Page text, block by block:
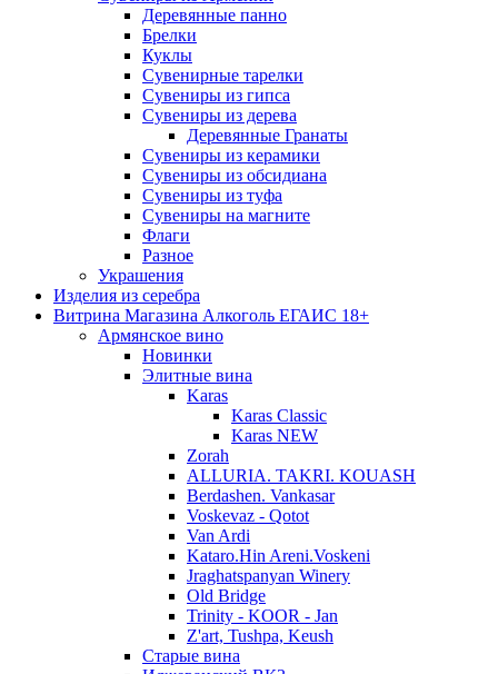
Деревянные панно
Брелки
Куклы
Сувенирные тарелки
Сувениры из гипса
Сувениры из дерева
Деревянные Гранаты
Сувениры из керамики
Сувениры из обсидиана
Сувениры из туфа
Сувениры на магните
Флаги
Разное
Украшения
Изделия из серебра
Витрина Магазина Алкоголь ЕГАИС 18+
Армянское вино
Новинки
Элитные вина
Karas
Karas Classic
Karas NEW
Zorah
ALLURIA. TAKRI. KOUASH
Berdashen. Vankasar
Voskevaz - Qotot
Van Ardi
Kataro.Hin Areni.Voskeni
Jraghatspanyan Winery
Old Bridge
Trinity - KOOR - Jan
Z'art, Tushpa, Keush
Старые вина